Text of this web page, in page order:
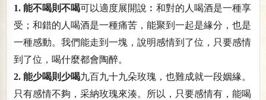
1. 能不喝則不喝可以適度展開說︰和對的人喝酒是一種享
受；和錯的人喝酒是一種痛苦，能聚到一起是緣分，也是
一種感動。我們能走到一塊，說明感情到了位，只要感情
到了位，喝什麼都會陶醉。
2. 能少喝則少喝九百九十九朵玫瑰，也難成就一段姻緣。
只有感情不夠，采納玫瑰來湊。所以，只要感情有，能喝